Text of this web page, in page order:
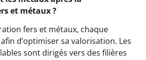
et métaux ?
fers et métaux, chaque
d’optimiser sa valorisation. Les
sont dirigés vers des filières